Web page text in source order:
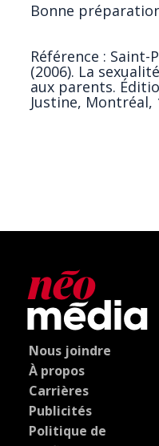
Bonne
Référence : Saint-
(2006). La
aux parents.
Justine, Montréal,
Nous joindre
À propos
Carrières
Publicités
Politique de